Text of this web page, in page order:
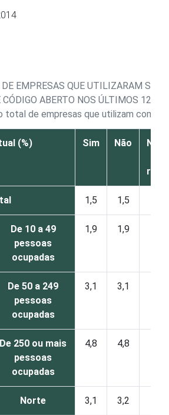
EMPRESAS QUE UTILIZARAM
ABERTO NOS ÚLTIMOS 12
total de empresas que utilizam
(%) Sim Não
Não
1,5 1,5
De 10 a 49
pessoas
ocupadas
1,9 1,9
De 50 a 249
pessoas
ocupadas
3,1 3,1
De 250 ou mais
pessoas
ocupadas
4,8 4,8
Norte 3,1 3,2